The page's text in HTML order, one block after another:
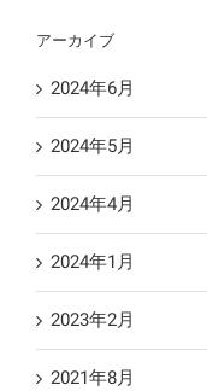
アーカイブ
2024年6月
2024年5月
2024年4月
2024年1月
2023年2月
2021年8月